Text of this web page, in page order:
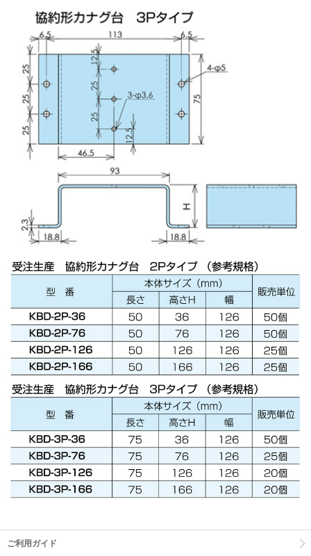
ご利用ガイド